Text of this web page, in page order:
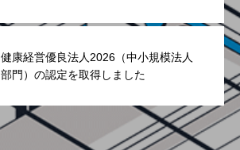
健康経営優良法人2026（中小規模法人
部門）の認定を取得しました